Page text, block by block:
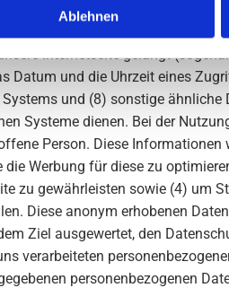
Ablehnen
Daten und Informationen. Diese
Browsertypen und Versionen,
Internetseite gelangt
Datum und die Uhrzeit eines
und (8) sonstige
Systeme dienen. Bei der
Person. Diese
die Werbung für diese zu
zu gewährleisten sowie (4) um
Diese anonym erhobenen
Ziel ausgewertet, den
verarbeiteten
personenbezogenen